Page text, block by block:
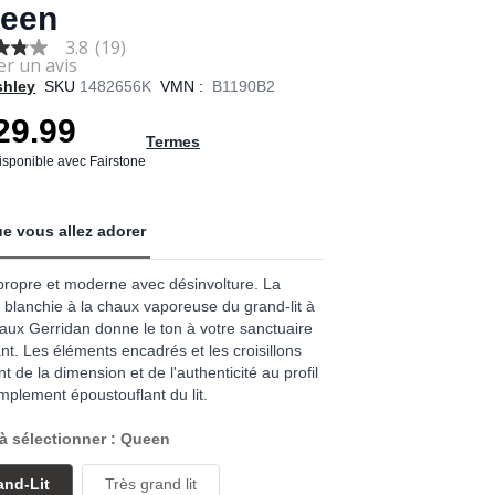
3.8 (19)
SKU 1482656K VMN : B1190B2
avec Fairstone
Termes
vous allez adorer
et moderne avec désinvolture. La
blanchie à la chaux vaporeuse du grand-lit à
Gerridan donne le ton à votre sanctuaire
Les éléments encadrés et les croisillons
de la dimension et de l'authenticité au profil
époustouflant du lit.
sélectionner : Queen
Lit Très grand lit